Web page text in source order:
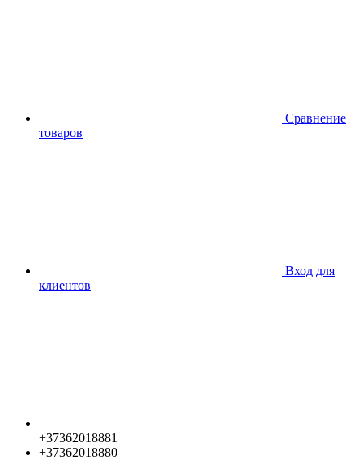
Сравнение
товаров
Вход для
клиентов
+37362018881
+37362018880